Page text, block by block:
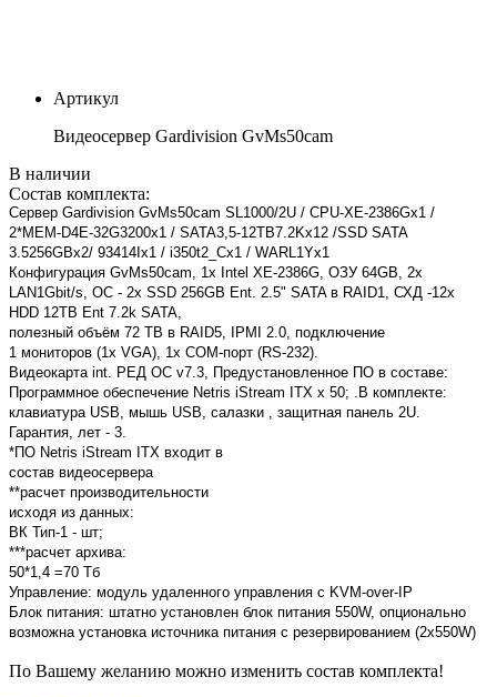
Артикул
Видеосервер Gardivision GvMs50cam
В наличии
Состав комплекта:
Сервер Gardivision GvMs50cam SL1000/2U / CPU-XE-2386Gx1 /
2*MEM-D4E-32G3200x1 / SATA3,5-12TB7.2Kx12 /SSD SATA
3.5256GBx2/ 93414Ix1 / i350t2_Cx1 / WARL1Yx1
Конфигурация GvMs50cam, 1x Intel XE-2386G, ОЗУ 64GB, 2x
LAN1Gbit/s, OС - 2x SSD 256GB Ent. 2.5" SATA в RAID1, СХД -12x
HDD 12TB Ent 7.2k SATA,
полезный объём 72 TB в RAID5, IPMI 2.0, подключение
1 мониторов (1x VGA), 1x COM-порт (RS-232).
Видеокарта int. РЕД ОС v7.3, Предустановленное ПО в составе:
Программное обеспечение Netris iStream ITX x 50; .В комплекте:
клавиатура USB, мышь USB, салазки , защитная панель 2U.
Гарантия, лет - 3.
*ПО Netris iStream ITX входит в
состав видеосервера
**расчет производительности
исходя из данных:
ВК Тип-1 - шт;
***расчет архива:
50*1,4 =70 Тб
Управление: модуль удаленного управления с KVM-over-IP
Блок питания: штатно установлен блок питания 550W, опционально
возможна установка источника питания с резервированием (2x550W)
По Вашему желанию можно изменить состав комплекта!